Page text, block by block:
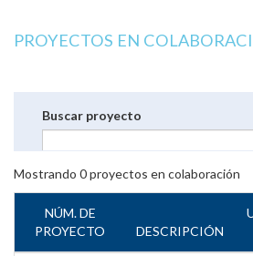
PROYECTOS EN
Buscar proyecto
Mostrando 0proyectos en colaboración
NÚM. DE
PROYECTO
DESCRIPCIÓN